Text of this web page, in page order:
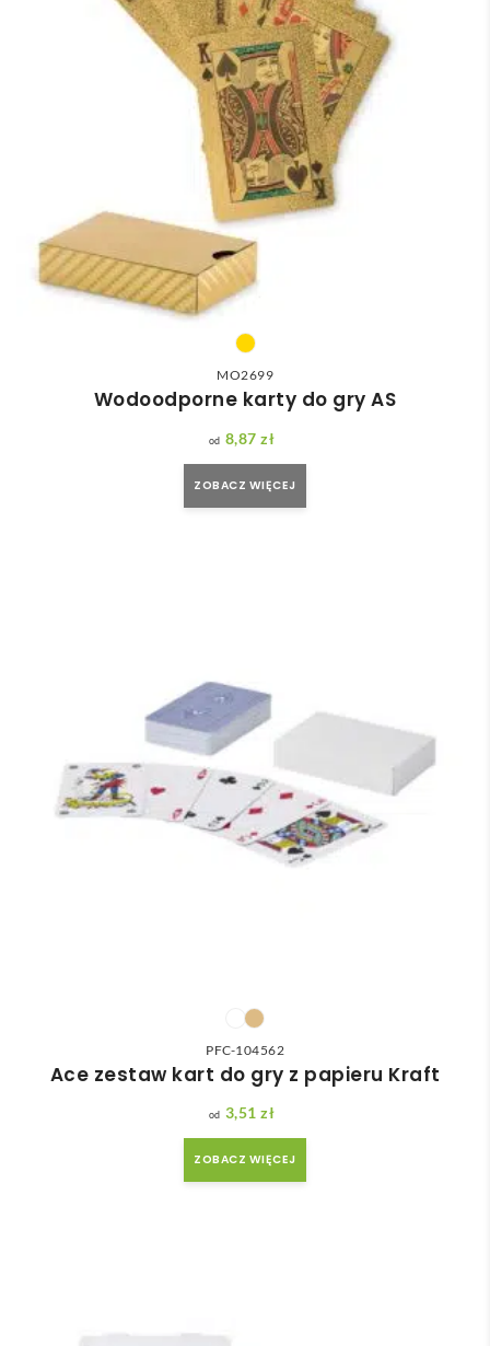
MO2699
Wodoodporne karty do gry AS
8,87 zł
ZOBACZ WIĘCEJ
PFC-104562
Ace zestaw kart do gry z papieru Kraft
3,51 zł
ZOBACZ WIĘCEJ